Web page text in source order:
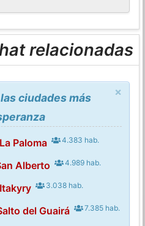
relacionadas
×
ciudades más
Paloma 4.383 hab.
Alberto 4.989 hab.
3.038 hab.
del Guairá 7.385 hab.